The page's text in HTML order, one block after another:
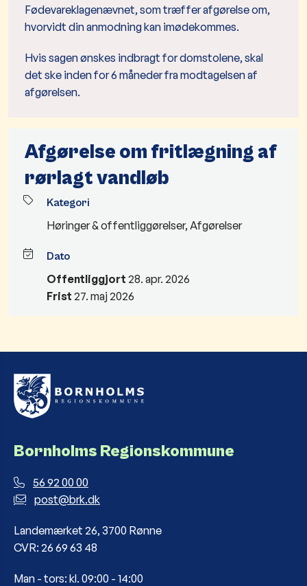
Fødevareklagenævnet, som træffer afgørelse om,
hvorvidt din anmodning kan imødekommes.
Hvis sagen ønskes indbragt for domstolene, skal
det ske inden for 6 måneder fra modtagelsen af
afgørelsen.
Afgørelse om fritlægning af
rørlagt vandløb
Kategori
Høringer & offentliggørelser, Afgørelser
Dato
Offentliggjort 28. apr. 2026
Frist 27. maj 2026
Bornholms Regionskommune
56 92 00 00
post@brk.dk
Landemærket 26, 3700 Rønne
CVR: 26 69 63 48
Man - tors: kl. 09:00 - 14:00